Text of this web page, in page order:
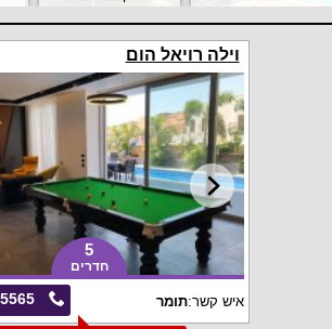
וילה רויאל הום
5
חדרים
איש קשר:תומר